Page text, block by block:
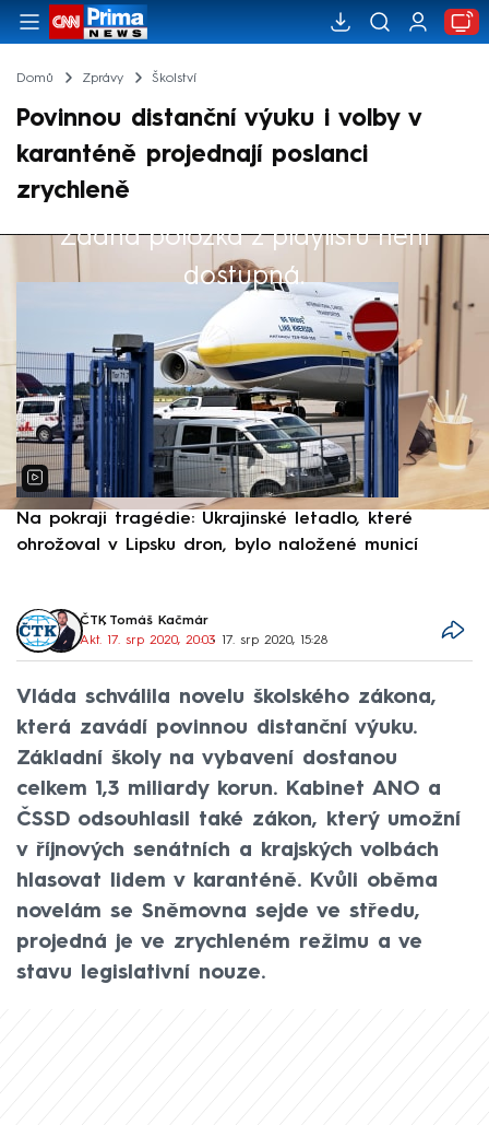
Domů Zprávy Školství
Povinnou distanční výuku i volby v
karanténě projednají poslanci
zrychleně
Žádná položka z playlistu není
dostupná.
Výběr redakce
Na pokraji tragédie: Ukrajinské letadlo, které
ohrožoval v Lipsku dron, bylo naložené municí
ČTK, Tomáš Kačmár
Akt. 17. srp 2020, 20:03• 17. srp 2020, 15:28
Vláda schválila novelu školského zákona,
která zavádí povinnou distanční výuku.
Základní školy na vybavení dostanou
celkem 1,3 miliardy korun. Kabinet ANO a
ČSSD odsouhlasil také zákon, který umožní
v říjnových senátních a krajských volbách
hlasovat lidem v karanténě. Kvůli oběma
novelám se Sněmovna sejde ve středu,
projedná je ve zrychleném režimu a ve
stavu legislativní nouze.